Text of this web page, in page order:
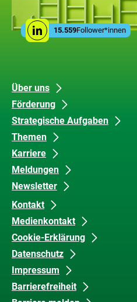
Leistungen
der
ZUG
Social
MediaLinkedin
15.559Follower*innen
Unsere
Inhalte
Über uns
Förderung
Strategische Aufgaben
Themen
Karriere
Meldungen
Newsletter
Datenschutz
und
Barrierefreiheit
Kontakt
Medienkontakt
Cookie-Erklärung
Datenschutz
Impressum
Barrierefreiheit